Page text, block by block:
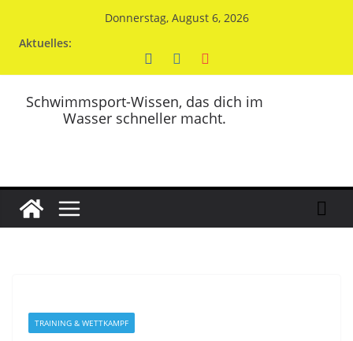
Donnerstag, August 6, 2026
Aktuelles:
Schwimmsport-Wissen, das dich im
Wasser schneller macht.
TRAINING & WETTKAMPF